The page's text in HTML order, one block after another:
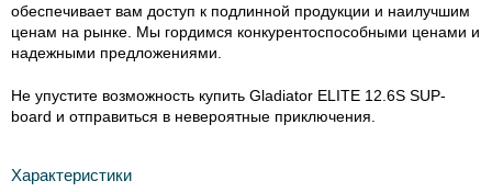
обеспечивает вам доступ к подлинной продукции и наилучшим
ценам на рынке. Мы гордимся конкурентоспособными ценами и
надежными предложениями.
Не упустите возможность купить Gladiator ELITE 12.6S SUP-
board и отправиться в невероятные приключения.
Характеристики